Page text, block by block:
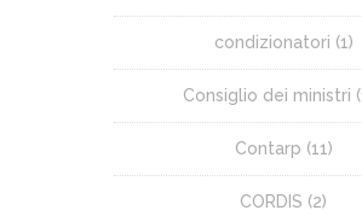
condizionatori (1)
Consiglio dei ministri
Contarp (11)
CORDIS (2)